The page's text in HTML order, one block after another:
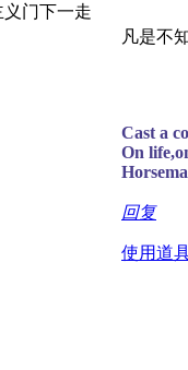
门下一走
凡是不
Cast a
On
回复
使用道